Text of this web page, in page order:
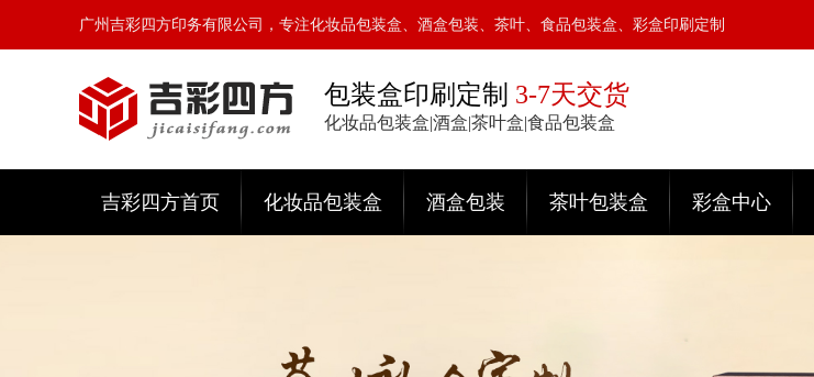
广州吉彩四方印务有限公司，专注化妆品包装盒、酒盒包装、茶叶、食品包装盒、彩盒印刷定制
包装盒印刷定制 3-7天交货
化妆品包装盒|酒盒|茶叶盒|食品包装盒
吉彩四方首页 化妆品包装盒 酒盒包装 茶叶包装盒 彩盒中心